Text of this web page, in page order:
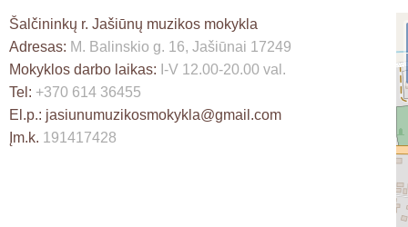
Šalčininkų r. Jašiūnų muzikos mokykla
Adresas: M. Balinskio g. 16, Jašiūnai 17249
Mokyklos darbo laikas: I-V 12.00-20.00 val.
Tel: +370 614 36455
El.p.: jasiunumuzikosmokykla@gmail.com
Įm.k. 191417428